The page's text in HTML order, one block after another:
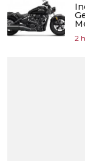
2